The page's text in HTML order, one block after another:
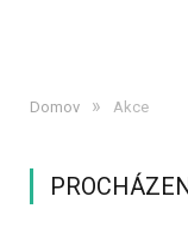
Domov » Akce